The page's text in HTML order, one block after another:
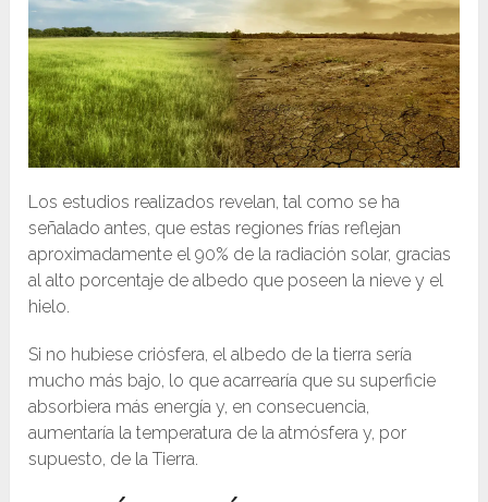
Los estudios realizados revelan, tal como se ha
señalado antes, que estas regiones frías reflejan
aproximadamente el 90% de la radiación solar, gracias
al alto porcentaje de albedo que poseen la nieve y el
hielo.
Si no hubiese criósfera, el albedo de la tierra sería
mucho más bajo, lo que acarrearía que su superficie
absorbiera más energía y, en consecuencia,
aumentaría la temperatura de la atmósfera y, por
supuesto, de la Tierra.